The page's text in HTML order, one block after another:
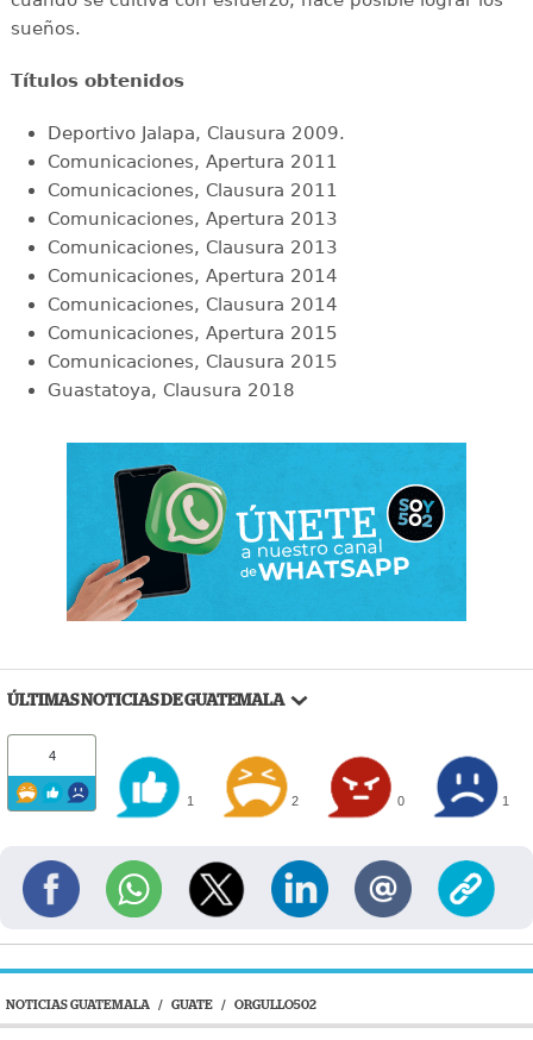
sueños.
Títulos obtenidos
Deportivo Jalapa, Clausura 2009.
Comunicaciones, Apertura 2011
Comunicaciones, Clausura 2011
Comunicaciones, Apertura 2013
Comunicaciones, Clausura 2013
Comunicaciones, Apertura 2014
Comunicaciones, Clausura 2014
Comunicaciones, Apertura 2015
Comunicaciones, Clausura 2015
Guastatoya, Clausura 2018
ÚLTIMAS NOTICIAS DE GUATEMALA
4
1 2 0 1
NOTICIAS GUATEMALA / GUATE / ORGULLO502